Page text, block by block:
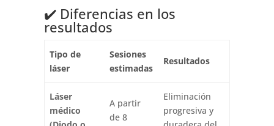
✔️ Diferencias en los
resultados
Tipo de
láser
Sesiones
estimadas
Resultados
Láser
médico
A partir
de 8
Eliminación
progresiva y